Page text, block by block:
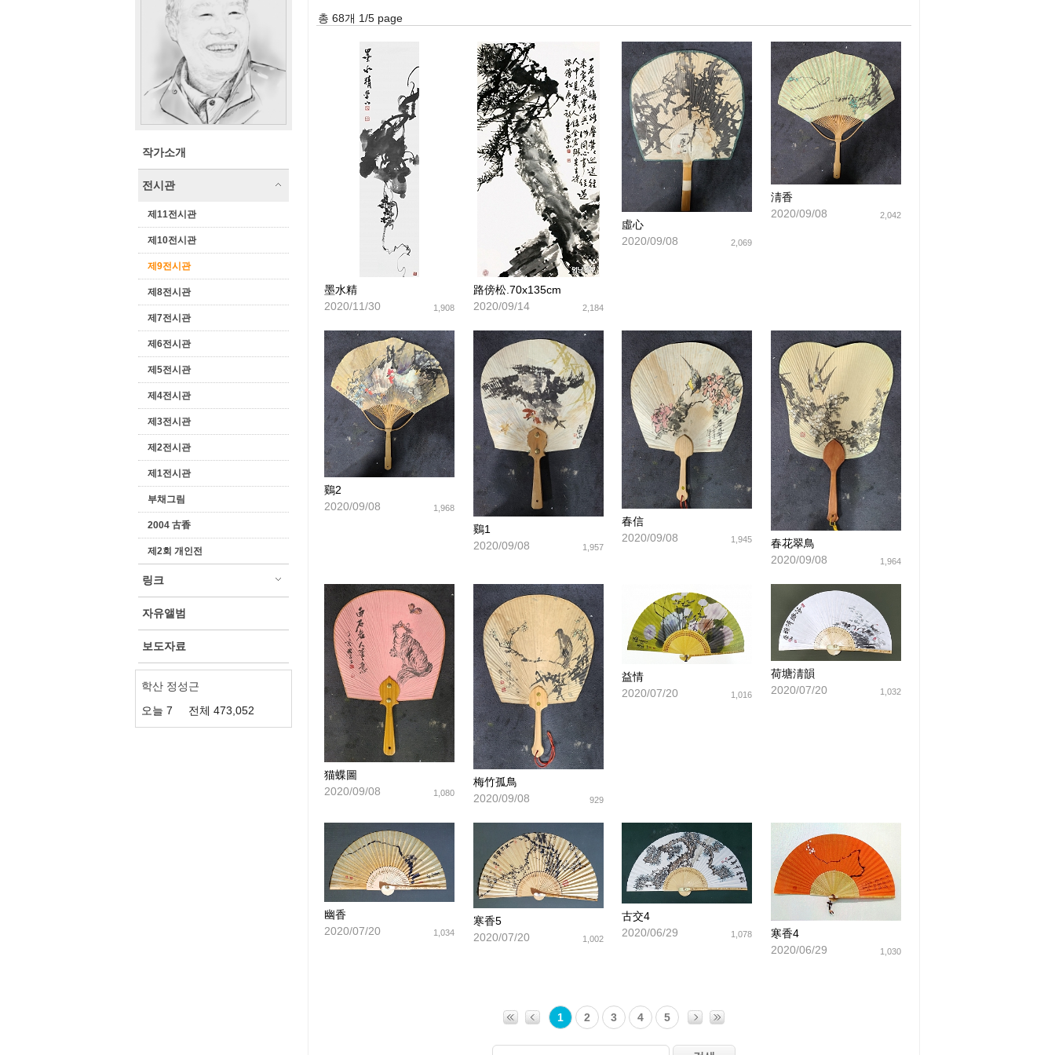
작가소개
전시관
제11전시관
제10전시관
제9전시관
제8전시관
제7전시관
제6전시관
제5전시관
제4전시관
제3전시관
제2전시관
제1전시관
부채그림
2004 古香
제2회 개인전
링크
자유앨범
보도자료
학산 정성근
오늘 7 전체 473,052
총 68개 1/5 page
墨水精
1,908
2020/11/30
路傍松.70x135cm
2,184
2020/09/14
虛心
2,069
2020/09/08
淸香
2,042
2020/09/08
鷄2
1,968
2020/09/08
鷄1
1,957
2020/09/08
春信
1,945
2020/09/08 春花翠鳥
1,964
2020/09/08
猫蝶圖
1,080
2020/09/08
梅竹孤鳥
929
2020/09/08
益情
1,016
2020/07/20
荷塘淸韻
1,032
2020/07/20
幽香
1,034
2020/07/20
寒香5
1,002
2020/07/20
古交4
1,078
2020/06/29 寒香4
1,030
2020/06/29
1 2 3 4 5